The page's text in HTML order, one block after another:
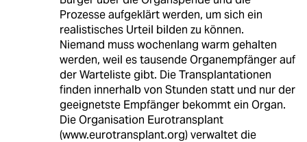
Prozesse aufgeklärt werden, um sich ein
realistisches Urteil bilden zu können.
Niemand muss wochenlang warm gehalten
werden, weil es tausende Organempfänger auf
der Warteliste gibt. Die Transplantationen
finden innerhalb von Stunden statt und nur der
geeignetste Empfänger bekommt ein Organ.
Die Organisation Eurotransplant
(www.eurotransplant.org) verwaltet die